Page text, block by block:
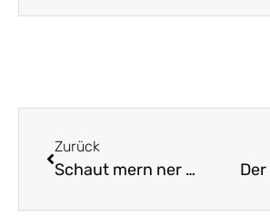
Zurück
Schaut mern ner u, den Zimmara [Zimmerer]